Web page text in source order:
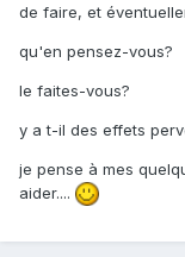
de faire, et
qu'en pensez-vous?
le faites-vous?
y a t-il des effets
je pense à mes
aider....